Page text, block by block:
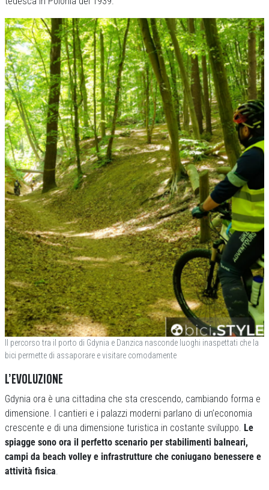
Il percorso tra il porto di Gdynia e Danzica nasconde luoghi inaspettati che la
bici permette di assaporare e visitare comodamente
L’EVOLUZIONE
Gdynia ora è una cittadina che sta crescendo, cambiando forma e
dimensione. I cantieri e i palazzi moderni parlano di un’economia
crescente e di una dimensione turistica in costante sviluppo. Le
spiagge sono ora il perfetto scenario per stabilimenti balneari,
campi da beach volley e infrastrutture che coniugano benessere e
attività fisica.